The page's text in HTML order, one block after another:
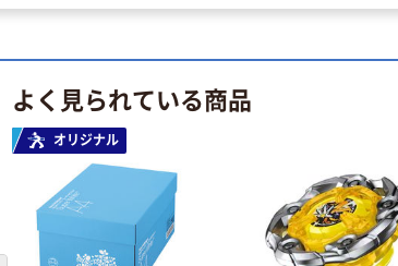
よく見られている商品
オリジナル
（税込）
オリジナル
アスクル マルチ
ワーク 制菌・防
炎クロススクリ
ーン 高さ
1800mm
￥6,980~
（税込）
ストア・エキス
プレス 伸縮式
ャスターパーテ